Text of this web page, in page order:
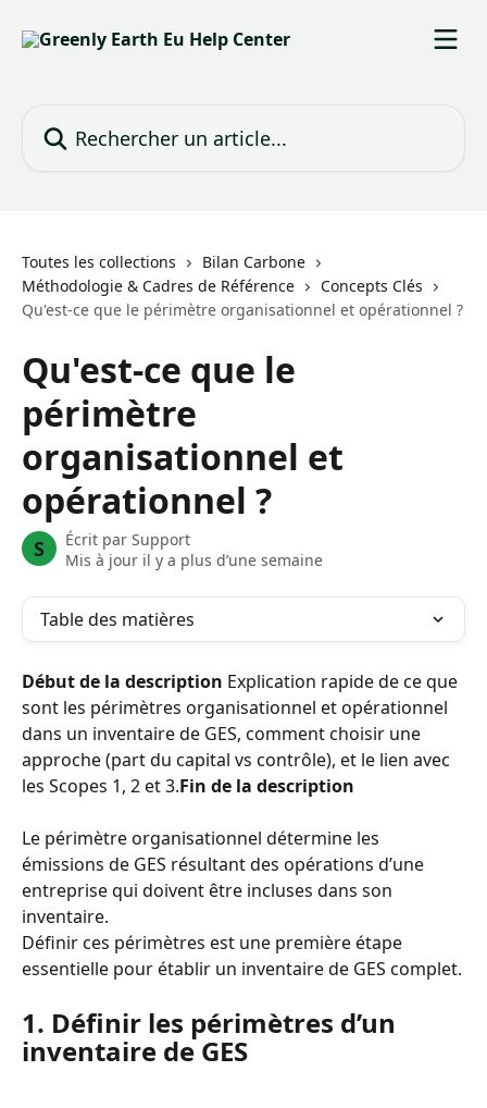
Toutes les collections
Bilan Carbone
Méthodologie & Cadres de Référence
Concepts Clés
Qu'est-ce que le périmètre organisationnel et opérationnel ?
Qu'est-ce que le
périmètre
organisationnel et
opérationnel ?
S Écrit par Support
Mis à jour il y a plus d’une semaine
Table des matières
Début de la description Explication rapide de ce que
sont les périmètres organisationnel et opérationnel
dans un inventaire de GES, comment choisir une
approche (part du capital vs contrôle), et le lien avec
les Scopes 1, 2 et 3.Fin de la description
Le périmètre organisationnel détermine les
émissions de GES résultant des opérations d’une
entreprise qui doivent être incluses dans son
inventaire.
Définir ces périmètres est une première étape
essentielle pour établir un inventaire de GES complet.
1. Définir les périmètres d’un
inventaire de GES